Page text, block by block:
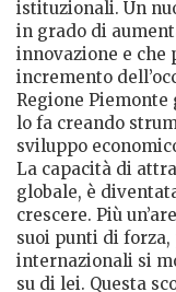
istituzionali. Un
in grado di
innovazione e che
incremento
Regione
lo fa creando
sviluppo
La capacità di
globale, è
crescere. Più
suoi punti di
internazionali si
su di lei. Questa